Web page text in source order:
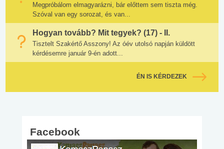
Megpróbálom elmagyarázni, bár előttem sem tiszta még.
Szóval van egy sorozat, és van...
Hogyan tovább? Mit tegyek? (17) - II.
Tisztelt Szakértő Asszony! Az óév utolsó napján küldött
kérdésemre január 9-én adott...
ÉN IS KÉRDEZEK
Facebook